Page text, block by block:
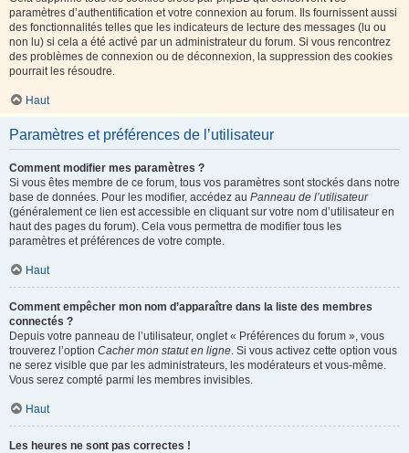
paramètres d’authentification et votre connexion au forum. Ils fournissent aussi
des fonctionnalités telles que les indicateurs de lecture des messages (lu ou
non lu) si cela a été activé par un administrateur du forum. Si vous rencontrez
des problèmes de connexion ou de déconnexion, la suppression des cookies
pourrait les résoudre.
Haut
Paramètres et préférences de l’utilisateur
Comment modifier mes paramètres ?
Si vous êtes membre de ce forum, tous vos paramètres sont stockés dans notre
base de données. Pour les modifier, accédez au Panneau de l’utilisateur
(généralement ce lien est accessible en cliquant sur votre nom d’utilisateur en
haut des pages du forum). Cela vous permettra de modifier tous les
paramètres et préférences de votre compte.
Haut
Comment empêcher mon nom d’apparaître dans la liste des membres
connectés ?
Depuis votre panneau de l’utilisateur, onglet « Préférences du forum », vous
trouverez l’option Cacher mon statut en ligne. Si vous activez cette option vous
ne serez visible que par les administrateurs, les modérateurs et vous-même.
Vous serez compté parmi les membres invisibles.
Haut
Les heures ne sont pas correctes !